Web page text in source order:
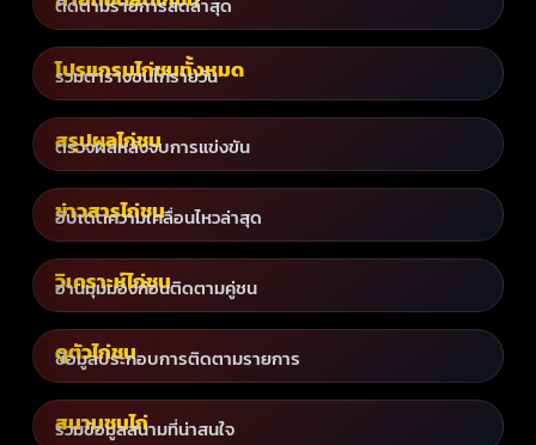
ติดตามรายการสดล่าสุด
โปรแกรมไก่ชนทั้งหมด
รวมตารางชนไก่รายวัน
สรุปผลไก่ชน
ตรวจผลหลังจบการแข่งขัน
ข่าวสารไก่ชน
อัปเดตความเคลื่อนไหวล่าสุด
วิเคราะห์ไก่ชน
อ่านมุมมองก่อนติดตามคู่ชน
ดูตัวไก่ชน
ข้อมูลประกอบการติดตามรายการ
สนามชนไก่
รวมข้อมูลสนามที่น่าสนใจ